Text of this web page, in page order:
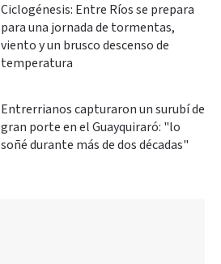
Ciclogénesis: Entre Ríos se prepara
para una jornada de tormentas,
viento y un brusco descenso de
temperatura
Entrerrianos capturaron un surubí de
gran porte en el Guayquiraró: "lo
soñé durante más de dos décadas"